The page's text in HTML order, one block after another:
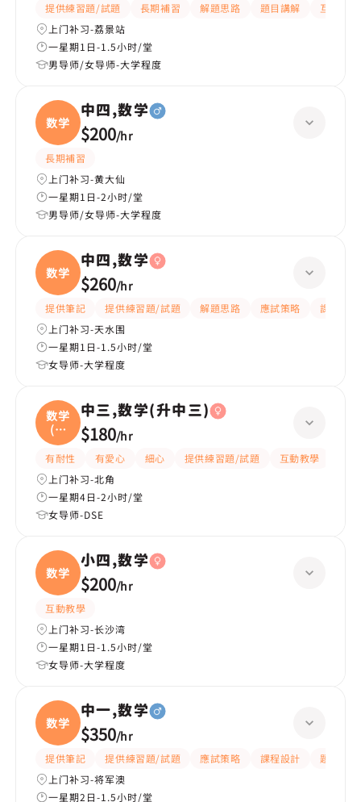
提供練習題/試題 長期補習 解題思路 題目講解
互動教學
上门补习-荔景站
一星期1日-1.5小时/堂
男导师/女导师-大学程度
数学
中四,数学
$200/hr
長期補習
上门补习-黄大仙
一星期1日-2小时/堂
男导师/女导师-大学程度
数学
中四,数学
$260/hr
提供筆記 提供練習題/試題 解題思路 應試策略
課程設計
上门补习-天水围
一星期1日-1.5小时/堂
女导师-大学程度
数学
(升
中
中三,数学(升中三)
$180/hr
有耐性 有愛心 細心 提供練習題/試題 互動教學
上门补习-北角
一星期4日-2小时/堂
女导师-DSE
数学
小四,数学
$200/hr
互動教學
上门补习-长沙湾
一星期1日-1.5小时/堂
女导师-大学程度
数学
中一,数学
$350/hr
提供筆記 提供練習題/試題 應試策略 課程設計
題目講解
上门补习-将军澳
一星期2日-1.5小时/堂